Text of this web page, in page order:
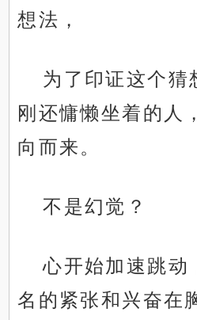
想法，
为了印证这个猜
刚还慵懒坐着的人
向而来。
不是幻觉？
心开始加速跳动
名的紧张和兴奋在